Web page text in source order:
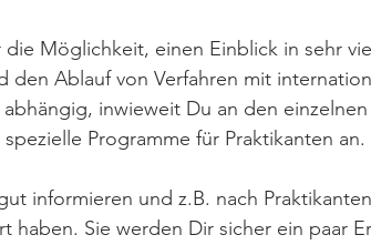
Möglichkeit, einen Einblick in sehr
Ablauf von Verfahren mit
inwieweit Du an den
Programme für Praktikanten an.
informieren und z.B. nach
haben. Sie werden Dir sicher ein paar